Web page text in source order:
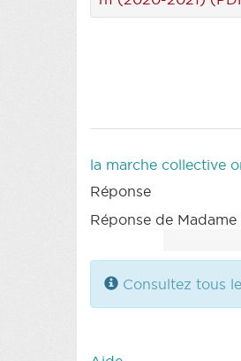
la marche collective
Réponse
Réponse de
Consultez tous